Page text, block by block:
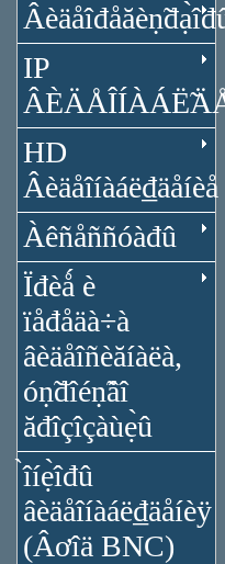
IP
HD
Âèäåîíàáë₫äåíèå
Àêñåññóàđû
Ïđèǻ è
ïåđåäà÷à
âèäåîñèăíàëà,
óṇ̃đîéṇ̃âî
ăđîçîçàùẹ̀û
̀îíẹ̀îđû
âèäåîíàáë₫äåíèÿ
(Âơîä BNC)